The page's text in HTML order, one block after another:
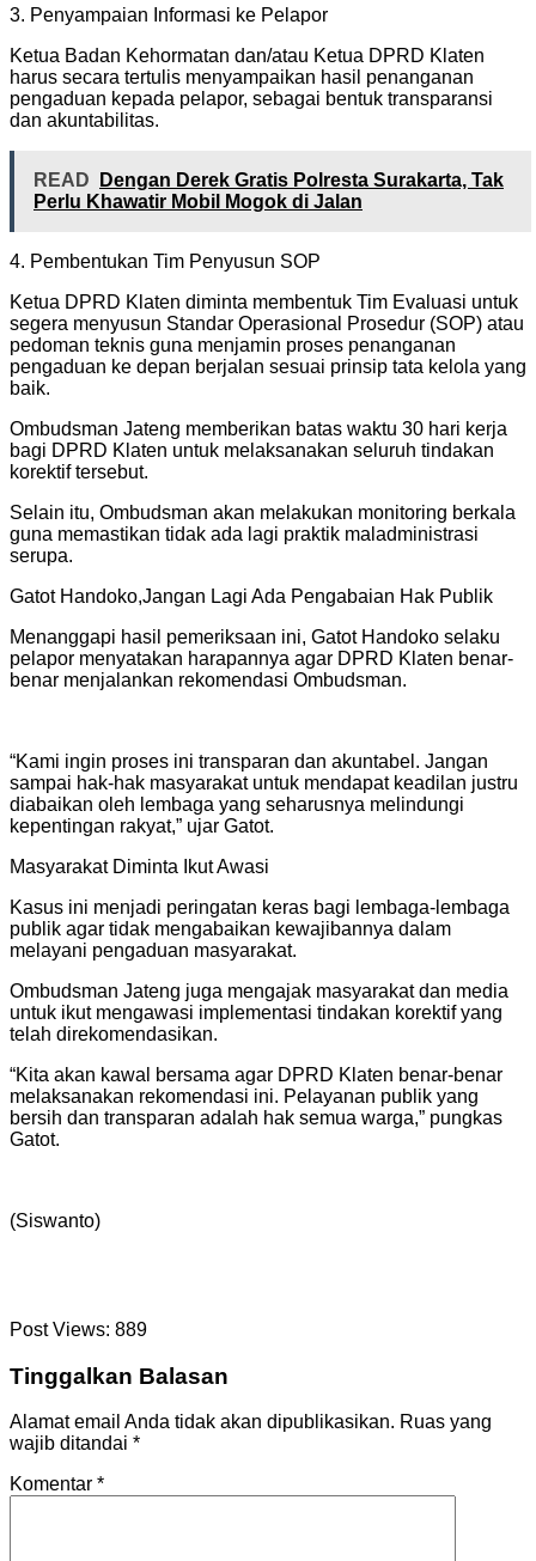
3. Penyampaian Informasi ke Pelapor
Ketua Badan Kehormatan dan/atau Ketua DPRD Klaten
harus secara tertulis menyampaikan hasil penanganan
pengaduan kepada pelapor, sebagai bentuk transparansi
dan akuntabilitas.
READ
Dengan Derek Gratis Polresta Surakarta, Tak
Perlu Khawatir Mobil Mogok di Jalan
4. Pembentukan Tim Penyusun SOP
Ketua DPRD Klaten diminta membentuk Tim Evaluasi untuk
segera menyusun Standar Operasional Prosedur (SOP) atau
pedoman teknis guna menjamin proses penanganan
pengaduan ke depan berjalan sesuai prinsip tata kelola yang
baik.
Ombudsman Jateng memberikan batas waktu 30 hari kerja
bagi DPRD Klaten untuk melaksanakan seluruh tindakan
korektif tersebut.
Selain itu, Ombudsman akan melakukan monitoring berkala
guna memastikan tidak ada lagi praktik maladministrasi
serupa.
Gatot Handoko,Jangan Lagi Ada Pengabaian Hak Publik
Menanggapi hasil pemeriksaan ini, Gatot Handoko selaku
pelapor menyatakan harapannya agar DPRD Klaten benar-
benar menjalankan rekomendasi Ombudsman.
“Kami ingin proses ini transparan dan akuntabel. Jangan
sampai hak-hak masyarakat untuk mendapat keadilan justru
diabaikan oleh lembaga yang seharusnya melindungi
kepentingan rakyat,” ujar Gatot.
Masyarakat Diminta Ikut Awasi
Kasus ini menjadi peringatan keras bagi lembaga-lembaga
publik agar tidak mengabaikan kewajibannya dalam
melayani pengaduan masyarakat.
Ombudsman Jateng juga mengajak masyarakat dan media
untuk ikut mengawasi implementasi tindakan korektif yang
telah direkomendasikan.
“Kita akan kawal bersama agar DPRD Klaten benar-benar
melaksanakan rekomendasi ini. Pelayanan publik yang
bersih dan transparan adalah hak semua warga,” pungkas
Gatot.
(Siswanto)
Post Views: 889
Tinggalkan Balasan
Alamat email Anda tidak akan dipublikasikan. Ruas yang
wajib ditandai *
Komentar *